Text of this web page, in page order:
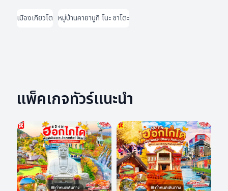
เมืองเกียวโต หมู่บ้านคายาบูกิ โนะ ซาโตะ
แพ็คเกจทัวร์แนะนำ